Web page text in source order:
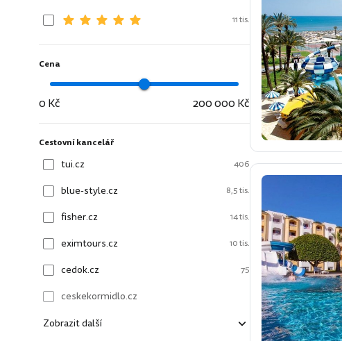
11 tis.
Cena
0 Kč 200 000 Kč
Cestovní kancelář
tui.cz 406
blue-style.cz 8,5 tis.
fisher.cz 14 tis.
eximtours.cz 10 tis.
cedok.cz 75
ceskekormidlo.cz
Zobrazit další